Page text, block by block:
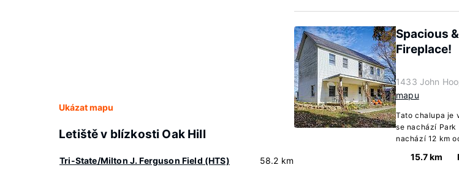
Ukázat mapu
Letiště v blízkosti Oak Hill
Tri-State/Milton J. Ferguson Field (HTS) 58.2 km
Spacious
Fireplace!
1433 John
mapu
Tato chalupa je
se nachází Park
nachází 12 km
15.7 km